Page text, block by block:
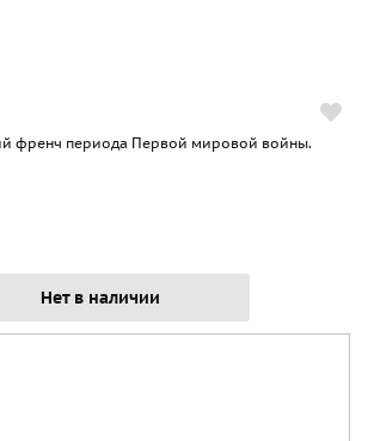
френч периода Первой мировой войны.
Нет в наличии